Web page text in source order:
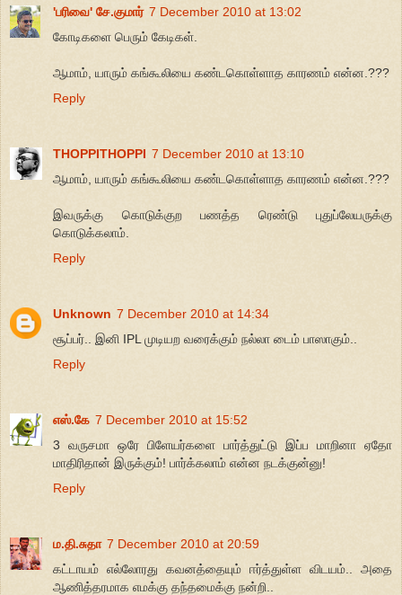
'பரிவை' சே.குமார் 7 December 2010 at 13:02
கோடிகளை பெரும் கேடிகள்.
ஆமாம், யாரும் கங்கூலியை கண்டகொள்ளாத காரணம் என்ன.???
Reply
THOPPITHOPPI 7 December 2010 at 13:10
ஆமாம், யாரும் கங்கூலியை கண்டகொள்ளாத காரணம் என்ன.???
இவருக்கு கொடுக்குற பணத்த ரெண்டு புதுப்லேயருக்கு
கொடுக்கலாம்.
Reply
Unknown 7 December 2010 at 14:34
சூப்பர்.. இனி IPL முடியற வரைக்கும் நல்லா டைம் பாஸாகும்..
Reply
எஸ்.கே 7 December 2010 at 15:52
3 வருசமா ஒரே பிளேயர்களை பார்த்துட்டு இப்ப மாறினா ஏதோ
மாதிரிதான் இருக்கும்! பார்க்கலாம் என்ன நடக்குன்னு!
Reply
ம.தி.சுதா 7 December 2010 at 20:59
கட்டாயம் எல்லோரது கவனத்தையும் ஈர்த்துள்ள விடயம்.. அதை
ஆணித்தரமாக எமக்கு தந்தமைக்கு நன்றி..